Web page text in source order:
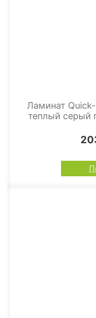
Ламинат
теплый серый